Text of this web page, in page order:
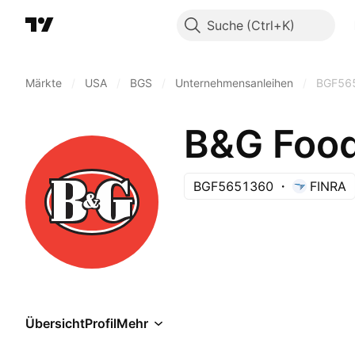
Suche
Märkte USA BGS Unternehmensanleihen
B&G
BGF5651360 FINRA
ÜbersichtProfilMehr